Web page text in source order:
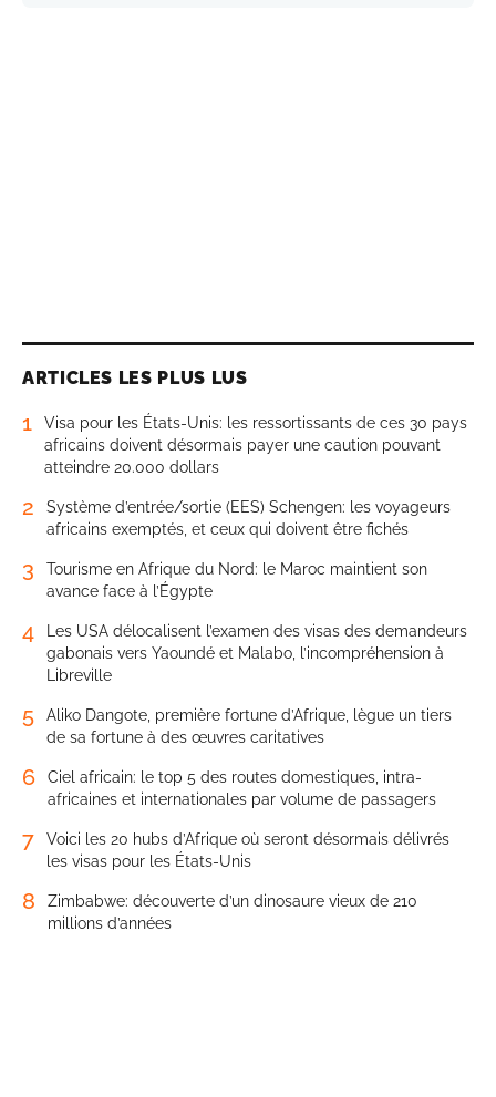
ARTICLES LES PLUS LUS
1
Visa pour les États-Unis: les ressortissants de ces 30 pays
africains doivent désormais payer une caution pouvant
atteindre 20.000 dollars
2
Système d’entrée/sortie (EES) Schengen: les voyageurs
africains exemptés, et ceux qui doivent être fichés
3
Tourisme en Afrique du Nord: le Maroc maintient son
avance face à l’Égypte
4
Les USA délocalisent l’examen des visas des demandeurs
gabonais vers Yaoundé et Malabo, l’incompréhension à
Libreville
5
Aliko Dangote, première fortune d’Afrique, lègue un tiers
de sa fortune à des œuvres caritatives
6
Ciel africain: le top 5 des routes domestiques, intra-
africaines et internationales par volume de passagers
7
Voici les 20 hubs d’Afrique où seront désormais délivrés
les visas pour les États-Unis
8
Zimbabwe: découverte d’un dinosaure vieux de 210
millions d’années